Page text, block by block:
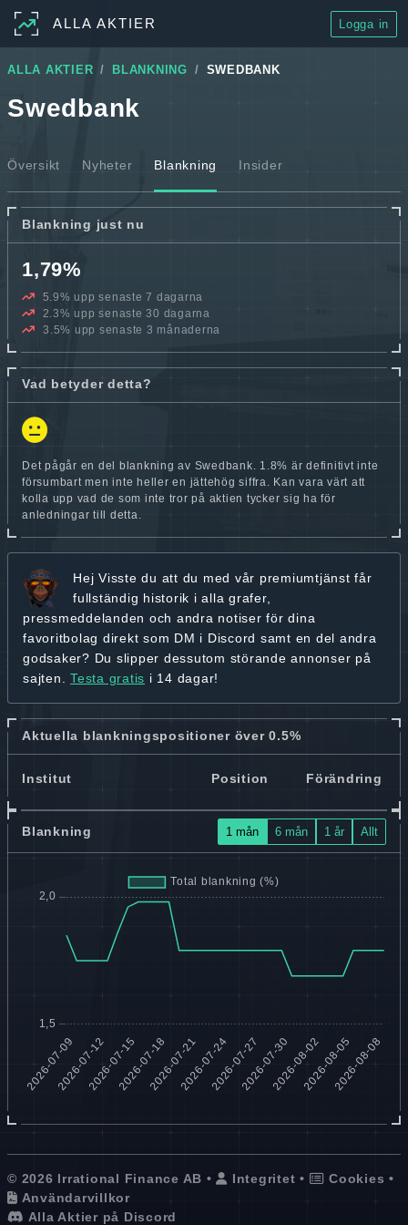
ALLA AKTIER Logga in
ALLA AKTIER BLANKNING SWEDBANK
Swedbank
Översikt Nyheter Blankning Insider
Blankning just nu
1,79%
5.9% upp senaste 7 dagarna
2.3% upp senaste 30 dagarna
3.5% upp senaste 3 månaderna
Vad betyder detta?
Det pågår en del blankning av Swedbank. 1.8% är definitivt inte
försumbart men inte heller en jättehög siffra. Kan vara värt att
kolla upp vad de som inte tror på aktien tycker sig ha för
anledningar till detta.
Hej Visste du att du med vår premiumtjänst får
fullständig historik i alla grafer,
pressmeddelanden och andra notiser för dina
favoritbolag direkt som DM i Discord samt en del andra
godsaker? Du slipper dessutom störande annonser på
sajten. Testa gratis i 14 dagar!
Aktuella blankningspositioner över 0.5%
Institut Position Förändring
Blankning 1 mån 6 mån 1 år Allt
© 2026 Irrational Finance AB • Integritet • Cookies •
Användarvillkor
Alla Aktier på Discord